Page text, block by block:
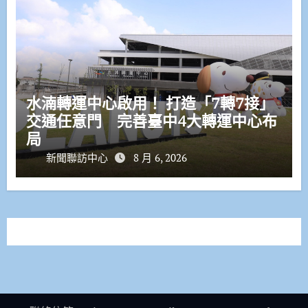
水湳轉運中心啟用！ 打造「7轉7接」
交通任意門 完善臺中4大轉運中心布
局
新聞聯訪中心 8 月 6, 2026